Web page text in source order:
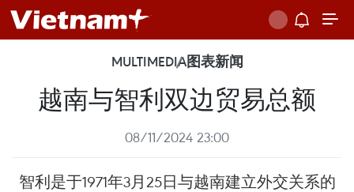
MULTIMEDIA图表新闻
越南与智利双边贸易总额
08/11/2024 23:00
智利是于1971年3月25日与越南建立外交关系的